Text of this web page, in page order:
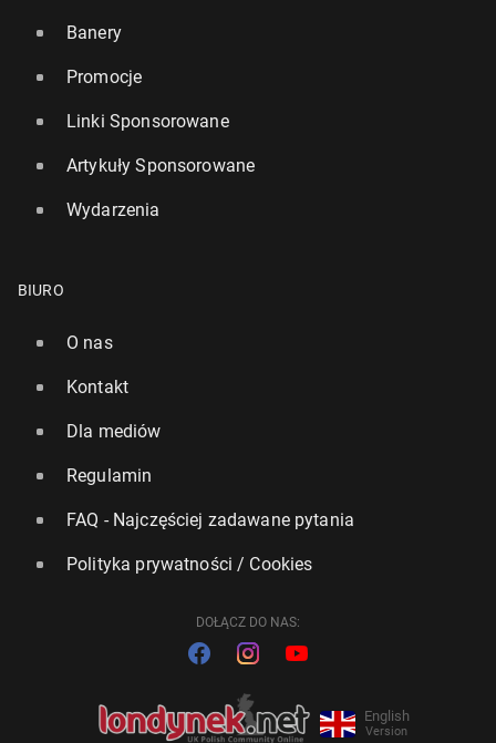
Banery
Promocje
Linki Sponsorowane
Artykuły Sponsorowane
Wydarzenia
BIURO
O nas
Kontakt
Dla mediów
Regulamin
FAQ - Najczęściej zadawane pytania
Polityka prywatności / Cookies
DOŁĄCZ DO NAS:
English
Version